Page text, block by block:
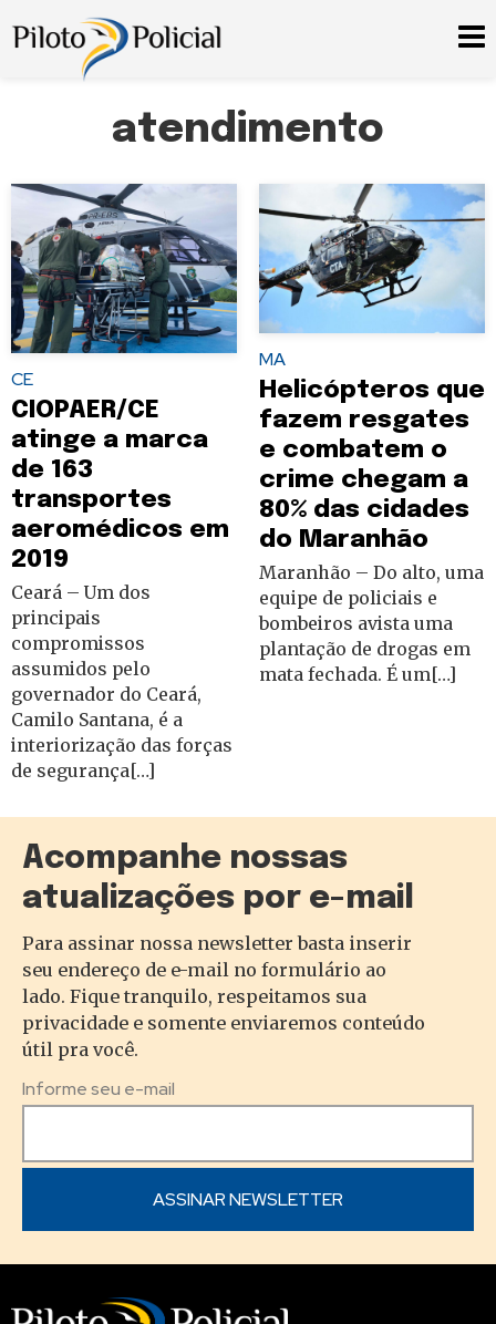
atendimento
CE
CIOPAER/CE
atinge a marca
de 163
transportes
aeromédicos em
2019
Ceará – Um dos
principais
compromissos
assumidos pelo
governador do Ceará,
Camilo Santana, é a
interiorização das forças
de segurança[…]
MA
Helicópteros que
fazem resgates
e combatem o
crime chegam a
80% das cidades
do Maranhão
Maranhão – Do alto, uma
equipe de policiais e
bombeiros avista uma
plantação de drogas em
mata fechada. É um[…]
Acompanhe nossas
atualizações por e-mail
Para assinar nossa newsletter basta inserir
seu endereço de e-mail no formulário ao
lado. Fique tranquilo, respeitamos sua
privacidade e somente enviaremos conteúdo
útil pra você.
Informe seu e-mail